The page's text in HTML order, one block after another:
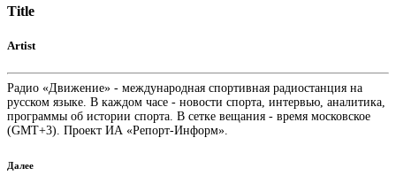
Title
Artist
Радио «Движение» - международная спортивная радиостанция на
русском языке. В каждом часе - новости спорта, интервью, аналитика,
программы об истории спорта. В сетке вещания - время московское
(GMT+3). Проект ИА «Репорт-Информ».
Далее